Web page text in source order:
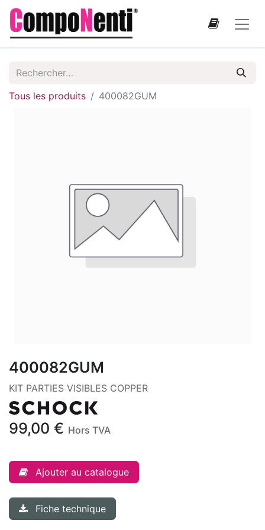
Tous les produits 400082GUM
400082GUM
KIT PARTIES VISIBLES COPPER
99,00 € Hors TVA
Ajouter au catalogue
Fiche technique